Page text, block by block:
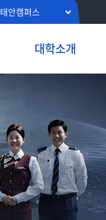
태안캠퍼스
대학소개